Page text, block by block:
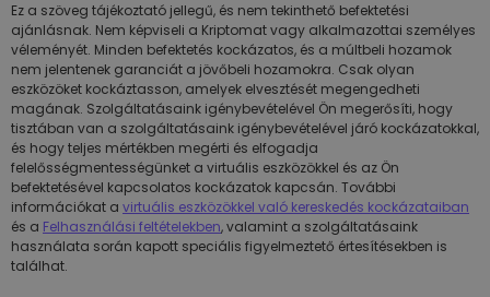
Ez a szöveg tájékoztató jellegű, és nem tekinthető befektetési
ajánlásnak. Nem képviseli a Kriptomat vagy alkalmazottai személyes
véleményét. Minden befektetés kockázatos, és a múltbeli hozamok
nem jelentenek garanciát a jövőbeli hozamokra. Csak olyan
eszközöket kockáztasson, amelyek elvesztését megengedheti
magának. Szolgáltatásaink igénybevételével Ön megerősíti, hogy
tisztában van a szolgáltatásaink igénybevételével járó kockázatokkal,
és hogy teljes mértékben megérti és elfogadja
felelősségmentességünket a virtuális eszközökkel és az Ön
befektetésével kapcsolatos kockázatok kapcsán. További
információkat a virtuális eszközökkel való kereskedés kockázataiban
és a Felhasználási feltételekben, valamint a szolgáltatásaink
használata során kapott speciális figyelmeztető értesítésekben is
találhat.